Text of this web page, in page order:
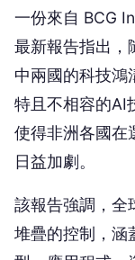
一份來自 BCG
最新報告指出，
中兩國的科技鴻
特且不相容的AI
使得非洲各國在
日益加劇。
該報告強調，全
堆疊的控制，涵